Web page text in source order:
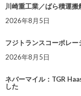
川崎重工業／ばら積運
2026年8月5日
フジトランスコーポレ
2026年8月5日
ネバーマイル：TGR
した